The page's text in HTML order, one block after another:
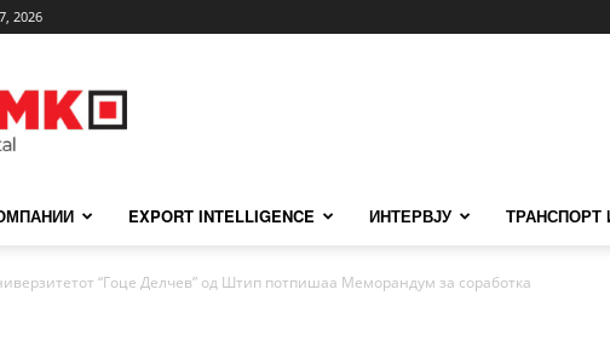
2026
EXPORT INTELLIGENCE ИНТЕРВЈУ ТРАНСПОРТ
“Гоце Делчев” од Штип потпишаа Меморандум за соработка